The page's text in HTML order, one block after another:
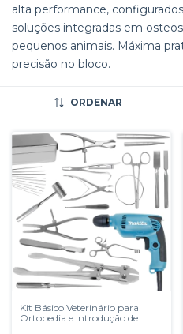
alta performance,
soluções integradas em
pequenos animais. Máxima
precisão no bloco.
ORDENAR
Kit Básico Veterinário para
Ortopedia e Introdução de